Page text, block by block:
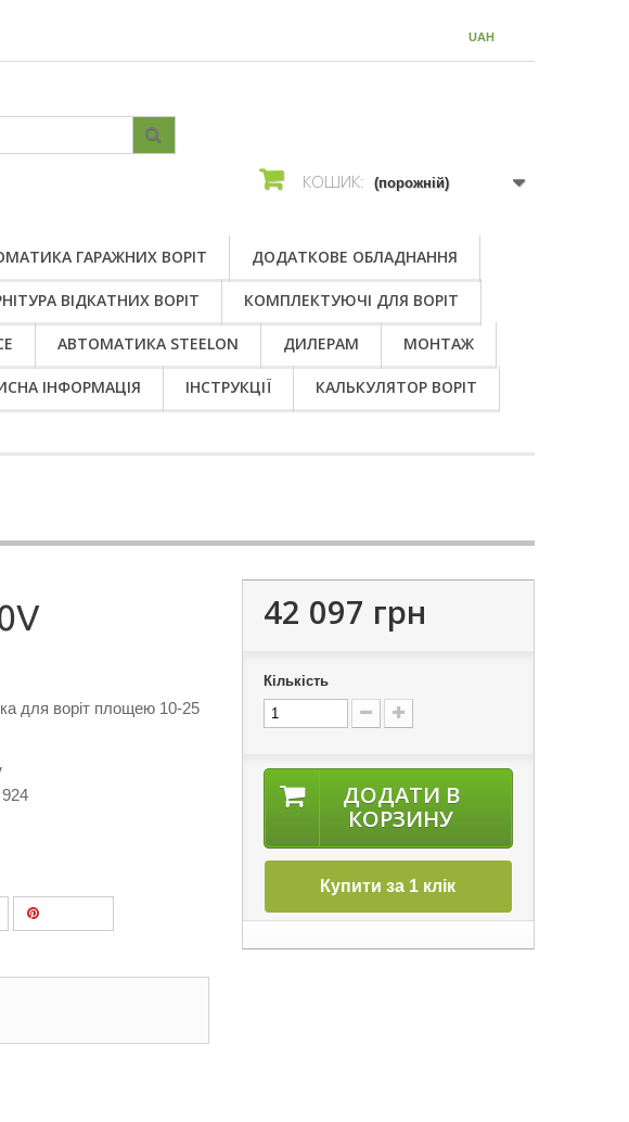
UAH
КОШИК: (порожній)
ГАРАЖНИХ ВОРІТ ДОДАТКОВЕ ОБЛАДНАННЯ
ВІДКАТНИХ ВОРІТ КОМПЛЕКТУЮЧІ ДЛЯ ВОРІТ
АВТОМАТИКА STEELON ДИЛЕРАМ МОНТАЖ
ІНФОРМАЦІЯ ІНСТРУКЦІЇ КАЛЬКУЛЯТОР ВОРІТ
для воріт площею 10-25
42 097 грн
Кількість
ДОДАТИ В
КОРЗИНУ
Купити за 1 клік